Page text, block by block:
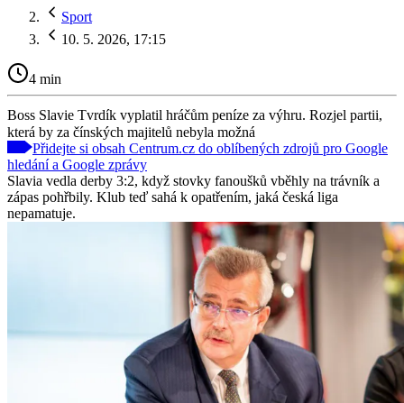
Sport
10. 5. 2026, 17:15
4 min
Boss Slavie Tvrdík vyplatil hráčům peníze za výhru. Rozjel partii,
která by za čínských majitelů nebyla možná
Přidejte si obsah Centrum.cz do oblíbených zdrojů pro Google
hledání a Google zprávy
Slavia vedla derby 3:2, když stovky fanoušků vběhly na trávník a
zápas pohřbily. Klub teď sahá k opatřením, jaká česká liga
nepamatuje.